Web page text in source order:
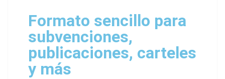
Formato sencillo para
subvenciones,
publicaciones, carteles
y más